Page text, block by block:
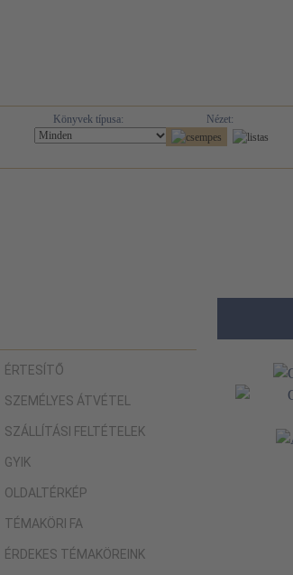
Könyvek típusa: Nézet:
ÉRTESÍTŐ
SZEMÉLYES ÁTVÉTEL
SZÁLLÍTÁSI FELTÉTELEK
GYIK
OLDALTÉRKÉP
TÉMAKÖRI FA
ÉRDEKES TÉMAKÖREINK